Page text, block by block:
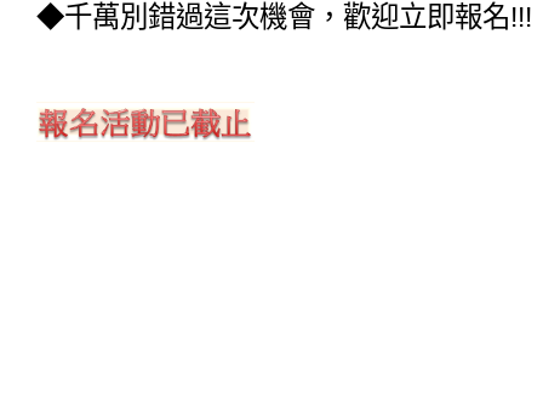
◆千萬別錯過這次機會，歡迎立即報名!!!